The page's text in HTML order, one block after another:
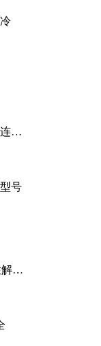
接
号
析